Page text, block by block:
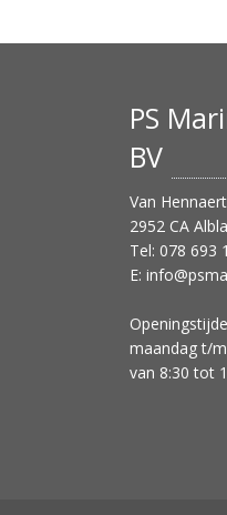
PS
BV
Van
2952 CA
Tel: 078 693
E:
maandag t/
van 8:30 tot